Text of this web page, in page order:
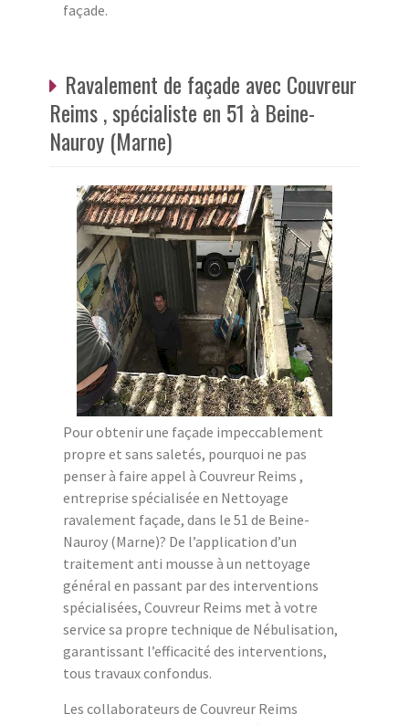
façade.
Ravalement de façade avec Couvreur
Reims , spécialiste en 51 à Beine-
Nauroy (Marne)
Pour obtenir une façade impeccablement
propre et sans saletés, pourquoi ne pas
penser à faire appel à Couvreur Reims ,
entreprise spécialisée en Nettoyage
ravalement façade, dans le 51 de Beine-
Nauroy (Marne)? De l’application d’un
traitement anti mousse à un nettoyage
général en passant par des interventions
spécialisées, Couvreur Reims met à votre
service sa propre technique de Nébulisation,
garantissant l’efficacité des interventions,
tous travaux confondus.
Les collaborateurs de Couvreur Reims